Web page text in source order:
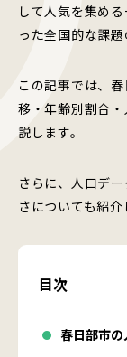
して人気を集め
った全国的な課
この記事では、
移・年齢別割合
説します。
さらに、人口デ
さについても紹介
目次
春日部市の